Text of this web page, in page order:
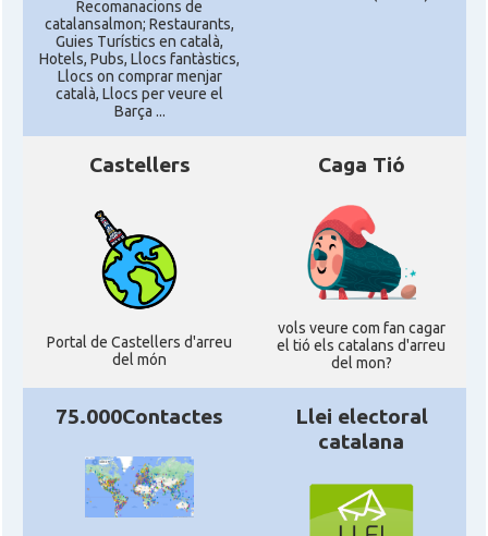
Recomanacions de
catalansalmon; Restaurants,
Guies Turístics en català,
Hotels, Pubs, Llocs fantàstics,
Llocs on comprar menjar
català, Llocs per veure el
Barça ...
Castellers
Portal de Castellers d'arreu
del món
Caga Tió
vols veure com fan cagar
el tió els catalans d'arreu
del mon?
75.000Contactes
Llei electoral
catalana